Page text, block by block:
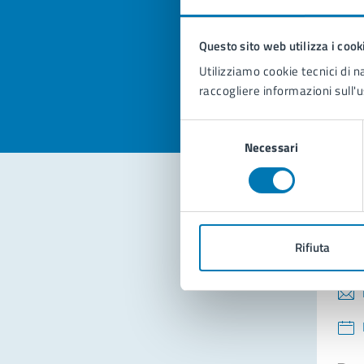
Questo sito web utilizza i
Utilizziamo cookie tecnici di
raccogliere informazioni
del
Necessari
Rifiuta
Valuta la